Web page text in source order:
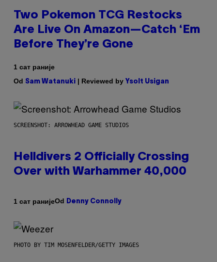
Two Pokemon TCG Restocks
Are Live On Amazon—Catch ‘Em
Before They’re Gone
1 сат раније
Od Sam Watanuki | Reviewed by Ysolt Usigan
SCREENSHOT: ARROWHEAD GAME STUDIOS
Helldivers 2 Officially Crossing
Over with Warhammer 40,000
1 сат ранијеOd Denny Connolly
PHOTO BY TIM MOSENFELDER/GETTY IMAGES